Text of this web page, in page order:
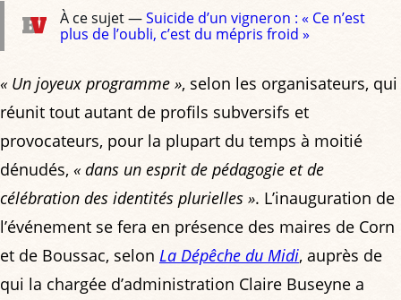
À ce sujet —Suicide d’un vigneron : « Ce n’est
plus de l’oubli, c’est du mépris froid »
« Un joyeux programme », selon les organisateurs, qui
réunit tout autant de profils subversifs et
provocateurs, pour la plupart du temps à moitié
dénudés, « dans un esprit de pédagogie et de
célébration des identités plurielles ». L’inauguration de
l’événement se fera en présence des maires de Corn
et de Boussac, selon La Dépêche du Midi, auprès de
qui la chargée d’administration Claire Buseyne a